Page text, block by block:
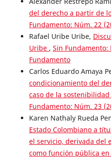
del derecho a partir de
Fundamento: Núm. 22
Rafael Uribe Uribe,
Uribe , Sin Fundamento:
Fundamento
Carlos Eduardo Amaya
condicionamiento del
caso de la
Fundamento: Núm. 23
Karen Nathaly Rueda
Estado Colombiano a
el servicio, derivada del
como función pública en